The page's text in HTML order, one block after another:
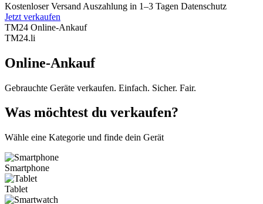
Kostenloser Versand Auszahlung in 1–3 Tagen Datenschutz
Jetzt verkaufen
TM24 Online-Ankauf
TM24.li
Online-Ankauf
Gebrauchte Geräte verkaufen. Einfach. Sicher. Fair.
Was möchtest du verkaufen?
Wähle eine Kategorie und finde dein Gerät
Smartphone
Tablet